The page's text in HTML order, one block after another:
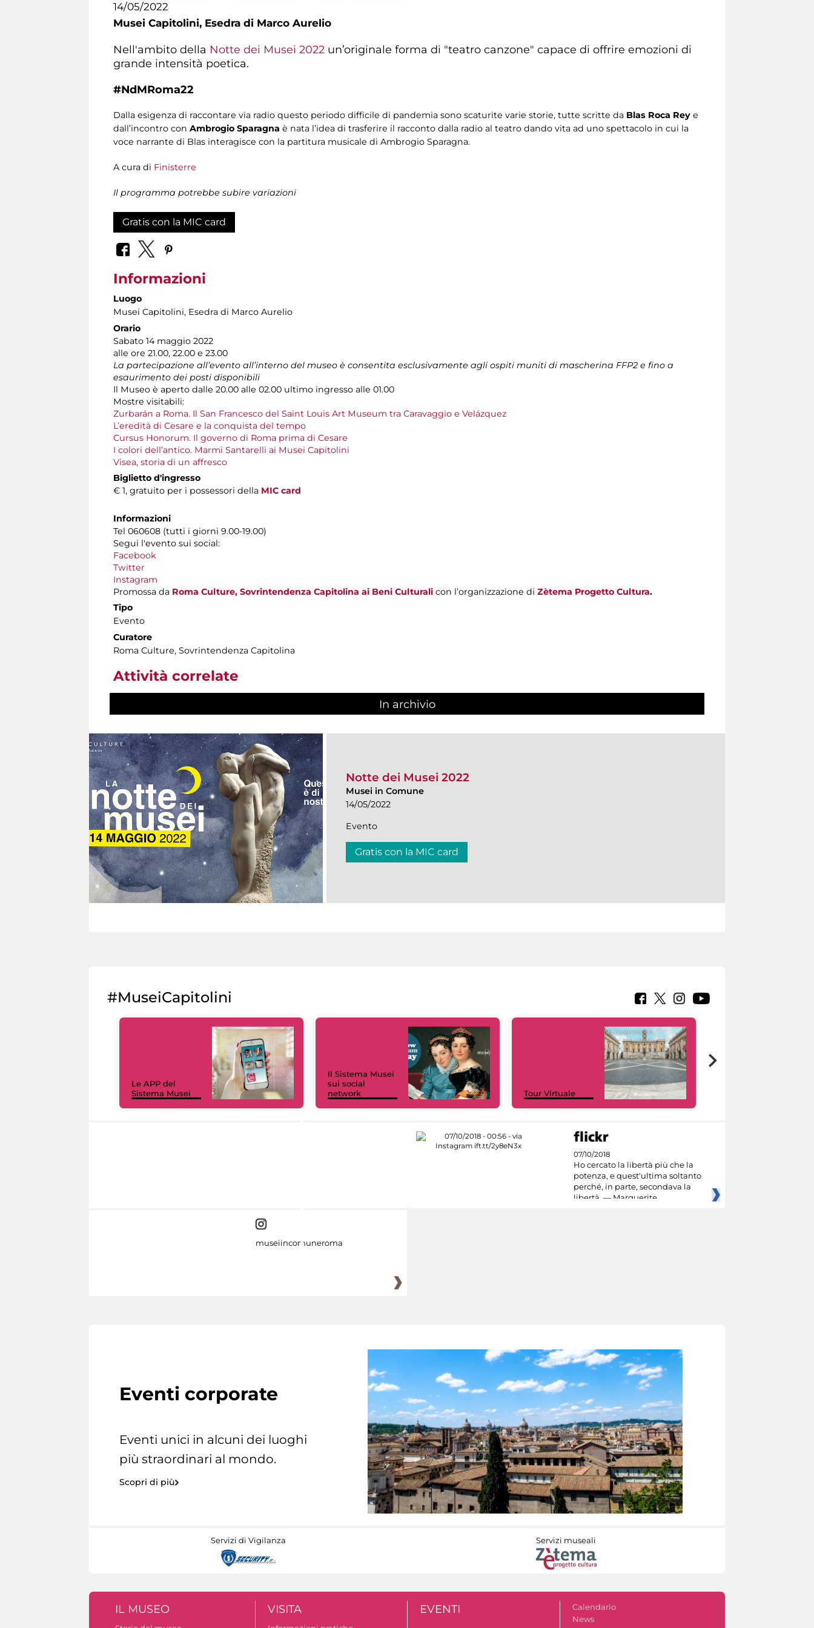
14/05/2022
Musei Capitolini, Esedra di Marco Aurelio
Nell'ambito della Notte dei Musei 2022 un’originale forma di "teatro canzone" capace di offrire emozioni di
grande intensità poetica.
#NdMRoma22
Dalla esigenza di raccontare via radio questo periodo difficile di pandemia sono scaturite varie storie, tutte scritte da Blas Roca Rey e
dall’incontro con Ambrogio Sparagna è nata l’idea di trasferire il racconto dalla radio al teatro dando vita ad uno spettacolo in cui la
voce narrante di Blas interagisce con la partitura musicale di Ambrogio Sparagna.
A cura di Finisterre
Il programma potrebbe subire variazioni
Gratis con la MIC card
Informazioni
Luogo
Musei Capitolini, Esedra di Marco Aurelio
Orario
Sabato 14 maggio 2022
alle ore 21.00, 22.00 e 23.00
La partecipazione all’evento all’interno del museo è consentita esclusivamente agli ospiti muniti di mascherina FFP2 e fino a
esaurimento dei posti disponibili
Il Museo è aperto dalle 20.00 alle 02.00 ultimo ingresso alle 01.00
Mostre visitabili:
Zurbarán a Roma. Il San Francesco del Saint Louis Art Museum tra Caravaggio e Velázquez
L’eredità di Cesare e la conquista del tempo
Cursus Honorum. Il governo di Roma prima di Cesare
I colori dell’antico. Marmi Santarelli ai Musei Capitolini
Visea, storia di un affresco
Biglietto d'ingresso
€ 1, gratuito per i possessori della MIC card
Informazioni
Tel 060608 (tutti i giorni 9.00-19.00)
Segui l'evento sui social:
Facebook
Twitter
Instagram
Promossa da Roma Culture, Sovrintendenza Capitolina ai Beni Culturali con l’organizzazione di Zètema Progetto Cultura.
Tipo
Evento
Curatore
Roma Culture, Sovrintendenza Capitolina
Attività correlate
In archivio
Notte dei Musei 2022
Musei in Comune
14/05/2022
Evento
Gratis con la MIC card
#MuseiCapitolini
Le APP del
Sistema Musei
Il Sistema Musei
sui social
network
Tour Virtuale
07/10/2018
Ho cercato la libertà più che la
potenza, e quest'ultima soltanto
perché, in parte, secondava la
libertà. — Marguerite
museiincomuneroma
Eventi corporate
Eventi unici in alcuni dei luoghi
più straordinari al mondo.
Scopri di più
Servizi di Vigilanza Servizi museali
IL MUSEO VISITA EVENTI
Calendario
News